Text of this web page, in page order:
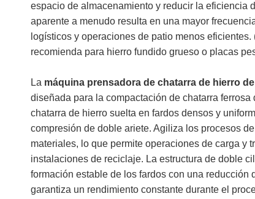
espacio de almacenamiento y reducir la eficiencia
aparente a menudo resulta en una mayor
logísticos y operaciones de patio menos
recomienda para hierro fundido grueso o placas
La máquina prensadora de chatarra de hierro
diseñada para la compactación de chatarra
chatarra de hierro suelta en fardos densos y
compresión de doble ariete. Agiliza los procesos
materiales, lo que permite operaciones de carga y
instalaciones de reciclaje. La estructura de doble
formación estable de los fardos con una reducción
garantiza un rendimiento constante durante el